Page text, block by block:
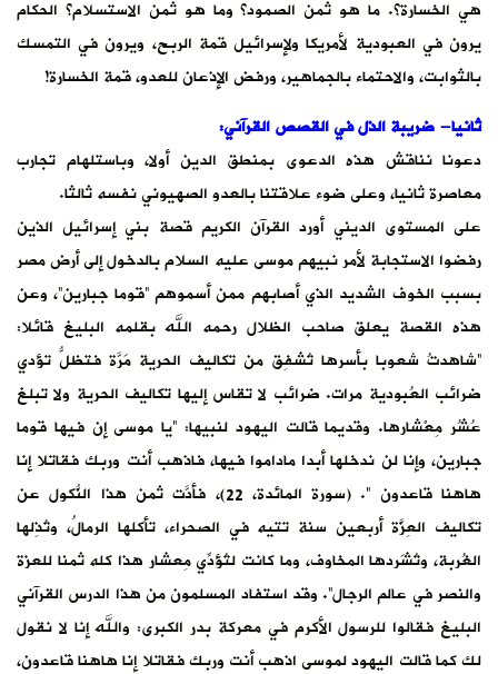
هي الخسارة؟. ما هو ثمن الصمود؟ وما هو ثمن الاستسلام؟ الحكام
يرون في العبودية لأمريكا ولإسرائيل قمة الربح، ويرون في التمسك
بالثوابت، والاحتماء بالجماهير، ورفض الإذعان للعدو، قمة الخسارة!
ثانيا- ضريبة الذل في القصص القرآني:
دعونا نناقش هذه الدعوى بمنطق الدين أولا، وباستلهام تجارب
معاصرة ثانيا، وعلى ضوء علاقتنا بالعدو الصهيوني نفسه ثالثا.
على المستوى الديني أورد القرآن الكريم قصة بني إسرائيل الذين
رفضوا الاستجابة لأمر نبيهم موسى عليه السلام بالدخول إلى أرض مصر
بسبب الخوف الشديد الذي أصابهم ممن أسموهم “قوما جبارين”، وعن
هذه القصة يعلق صاحب الظلال رحمه الله بقلمه البليغ قائلا:
“شاهدتُ شعوبا بأسرها تُشفِق من تكاليف الحرية مَرَّة فتظلُّ تؤدي
ضرائب العُبودية مرات. ضرائب لا تقاس إليها تكاليف الحرية ولا تبلغ
عُشُر مِعْشارها. وقديما قالت اليهود لنبيها: “يا موسى إن فيها قوما
جبارين، وإنا لن ندخلها أبدا ماداموا فيها، فاذهب أنت وربك فقاتلا إنا
هاهنا قاعدون “. (سورة المائدة، 22)، فأدَّت ثمن هذا النُّكول عن
تكاليف العِزَّة أربعين سنة تتيه في الصحراء، تأكلها الرمالُ، وتُذِلها
الغُربة، وتُشَردها المخاوف، وما كانت لتُؤدِّي مِعشار هذا كله ثمنا للعزة
والنصر في عالم الرجال”. وقد استفاد المسلمون من هذا الدرس القرآني
البليغ فقالوا للرسول الأكرم في معركة بدر الكبرى: والله إنا لا نقول
لك كما قالت اليهود لموسى اذهب أنت وربك فقاتلا إنا هاهنا قاعدون،